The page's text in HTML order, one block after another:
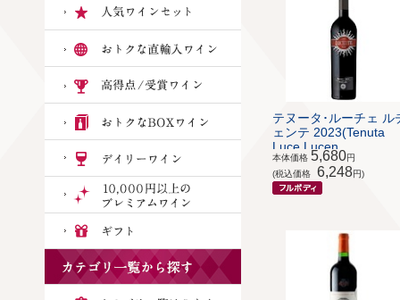
テヌータ･ルーチェ ル
ェンテ 2023(Tenuta
Luce Lucen...
本体価格 5,680円
(税込価格
6,248円)